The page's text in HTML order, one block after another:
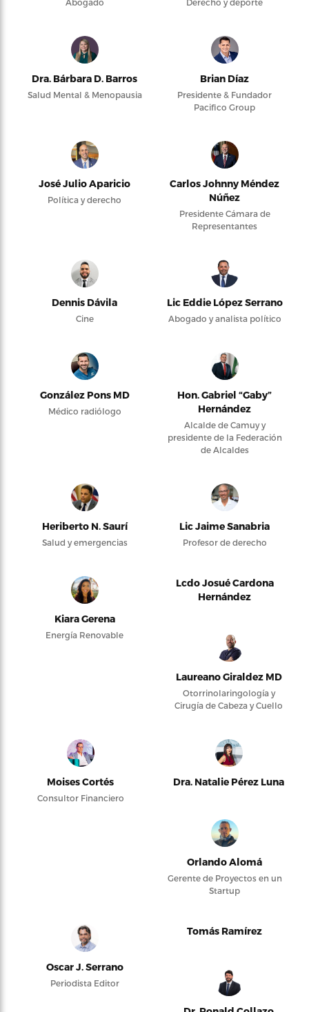
Abogado Derecho y deporte
Dra. Bárbara D. Barros
Salud Mental & Menopausia
Brian Díaz
Presidente & Fundador
Pacifico Group
José Julio Aparicio
Política y derecho
Carlos Johnny Méndez
Núñez
Presidente Cámara de
Representantes
Dennis Dávila
Cine
Lic Eddie López Serrano
Abogado y analista político
González Pons MD
Médico radiólogo
Hon. Gabriel “Gaby”
Hernández
Alcalde de Camuy y
presidente de la Federación
de Alcaldes
Heriberto N. Saurí
Salud y emergencias
Lic Jaime Sanabria
Profesor de derecho
Kiara Gerena
Energía Renovable
Lcdo Josué Cardona
Hernández
Laureano Giraldez MD
Otorrinolaringología y
Cirugía de Cabeza y Cuello
Moises Cortés
Consultor Financiero
Dra. Natalie Pérez Luna
Orlando Alomá
Gerente de Proyectos en un
Startup
Oscar J. Serrano
Periodista Editor
Tomás Ramírez